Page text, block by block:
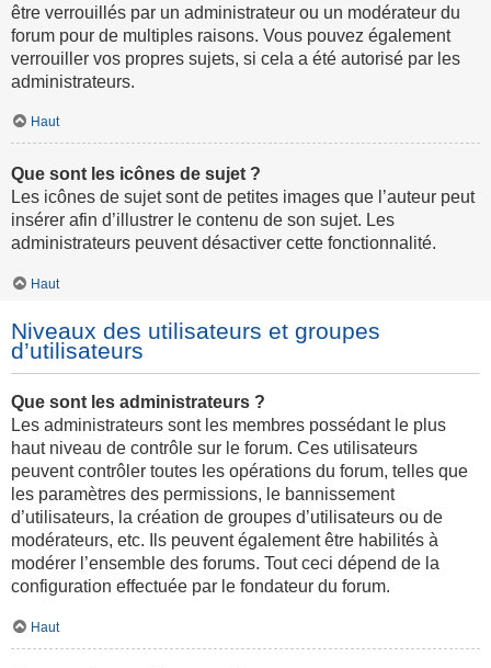
être verrouillés par un administrateur ou un modérateur du
forum pour de multiples raisons. Vous pouvez également
verrouiller vos propres sujets, si cela a été autorisé par les
administrateurs.
Haut
Que sont les icônes de sujet ?
Les icônes de sujet sont de petites images que l’auteur peut
insérer afin d’illustrer le contenu de son sujet. Les
administrateurs peuvent désactiver cette fonctionnalité.
Haut
Niveaux des utilisateurs et groupes
d’utilisateurs
Que sont les administrateurs ?
Les administrateurs sont les membres possédant le plus
haut niveau de contrôle sur le forum. Ces utilisateurs
peuvent contrôler toutes les opérations du forum, telles que
les paramètres des permissions, le bannissement
d’utilisateurs, la création de groupes d’utilisateurs ou de
modérateurs, etc. Ils peuvent également être habilités à
modérer l’ensemble des forums. Tout ceci dépend de la
configuration effectuée par le fondateur du forum.
Haut